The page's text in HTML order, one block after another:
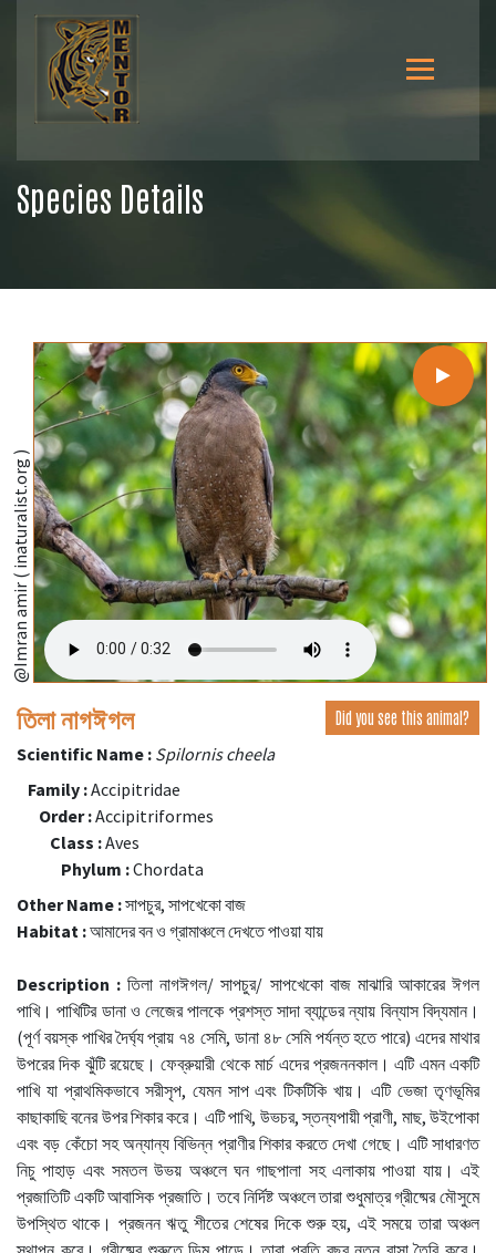
Species Details
@Imran amir ( inaturalist.org )
তিলা নাগঈগল Did you see this animal?
Scientific Name : Spilornis cheela
Family :Accipitridae
Order :Accipitriformes
Class :Aves
Phylum :Chordata
Other Name :সাপচুর, সাপখেকো বাজ
Habitat :আমাদের বন ও গ্রামাঞ্চলে দেখতে পাওয়া যায়
Description : তিলা নাগঈগল/ সাপচুর/ সাপখেকো বাজ মাঝারি আকারের ঈগল
পাখি। পাখিটির ডানা ও লেজের পালকে প্রশস্ত সাদা ব্যান্ডের ন্যায় বিন্যাস বিদ্যমান।
(পূর্ণ বয়স্ক পাখির দৈর্ঘ্য প্রায় ৭৪ সেমি, ডানা ৪৮ সেমি পর্যন্ত হতে পারে) এদের মাথার
উপরের দিক ঝুঁটি রয়েছে। ফেব্রুয়ারী থেকে মার্চ এদের প্রজননকাল। এটি এমন একটি
পাখি যা প্রাথমিকভাবে সরীসৃপ, যেমন সাপ এবং টিকটিকি খায়। এটি ভেজা তৃণভূমির
কাছাকাছি বনের উপর শিকার করে। এটি পাখি, উভচর, স্তন্যপায়ী প্রাণী, মাছ, উইপোকা
এবং বড় কেঁচো সহ অন্যান্য বিভিন্ন প্রাণীর শিকার করতে দেখা গেছে। এটি সাধারণত
নিচু পাহাড় এবং সমতল উভয় অঞ্চলে ঘন গাছপালা সহ এলাকায় পাওয়া যায়। এই
প্রজাতিটি একটি আবাসিক প্রজাতি। তবে নির্দিষ্ট অঞ্চলে তারা শুধুমাত্র গ্রীষ্মের মৌসুমে
উপস্থিত থাকে। প্রজনন ঋতু শীতের শেষের দিকে শুরু হয়, এই সময়ে তারা অঞ্চল